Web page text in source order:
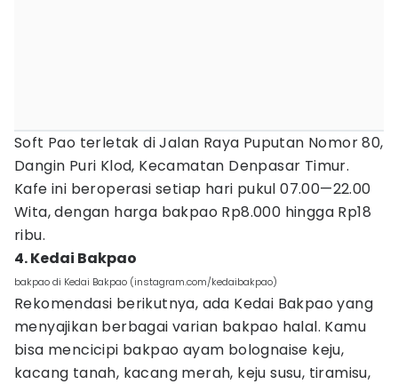
Soft Pao terletak di Jalan Raya Puputan Nomor 80,
Dangin Puri Klod, Kecamatan Denpasar Timur.
Kafe ini beroperasi setiap hari pukul 07.00—22.00
Wita, dengan harga bakpao Rp8.000 hingga Rp18
ribu.
4. Kedai Bakpao
bakpao di Kedai Bakpao (instagram.com/kedaibakpao)
Rekomendasi berikutnya, ada Kedai Bakpao yang
menyajikan berbagai varian bakpao halal. Kamu
bisa mencicipi bakpao ayam bolognaise keju,
kacang tanah, kacang merah, keju susu, tiramisu,